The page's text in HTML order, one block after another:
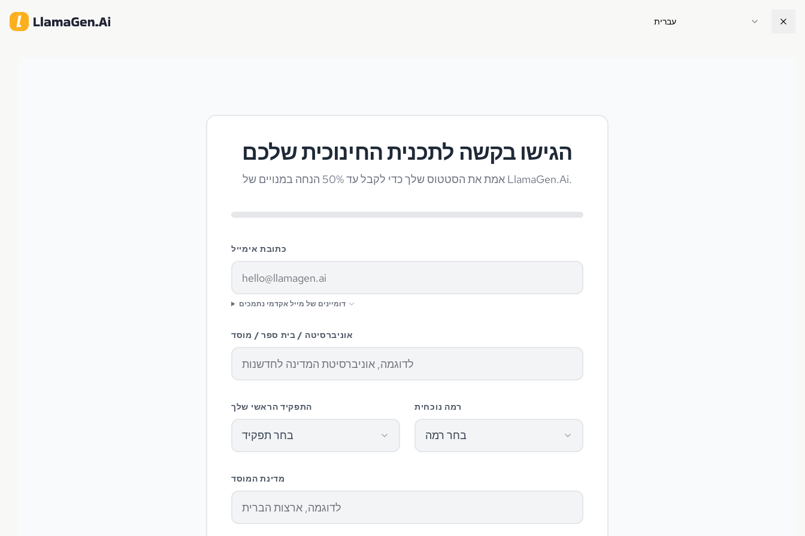
עברית
הגישו בקשה לתכנית החינוכית שלכם
אמת את הסטטוס שלך כדי לקבל עד 50% הנחה במנויים של LlamaGen.Ai.
כתובת אימייל
דומיינים של מייל אקדמי נתמכים
אוניברסיטה / בית ספר / מוסד
התפקיד הראשי שלך
בחר תפקיד
רמה נוכחית
בחר רמה
מדינת המוסד